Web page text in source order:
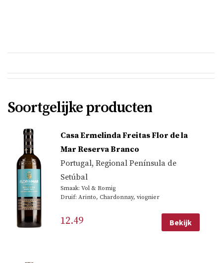
Soortgelijke producten
Casa Ermelinda Freitas Flor de la
Mar Reserva Branco
Portugal, Regional Península de
Setúbal
Smaak: Vol & Romig
Druif: Arinto, Chardonnay, viognier
12.49 Bekijk